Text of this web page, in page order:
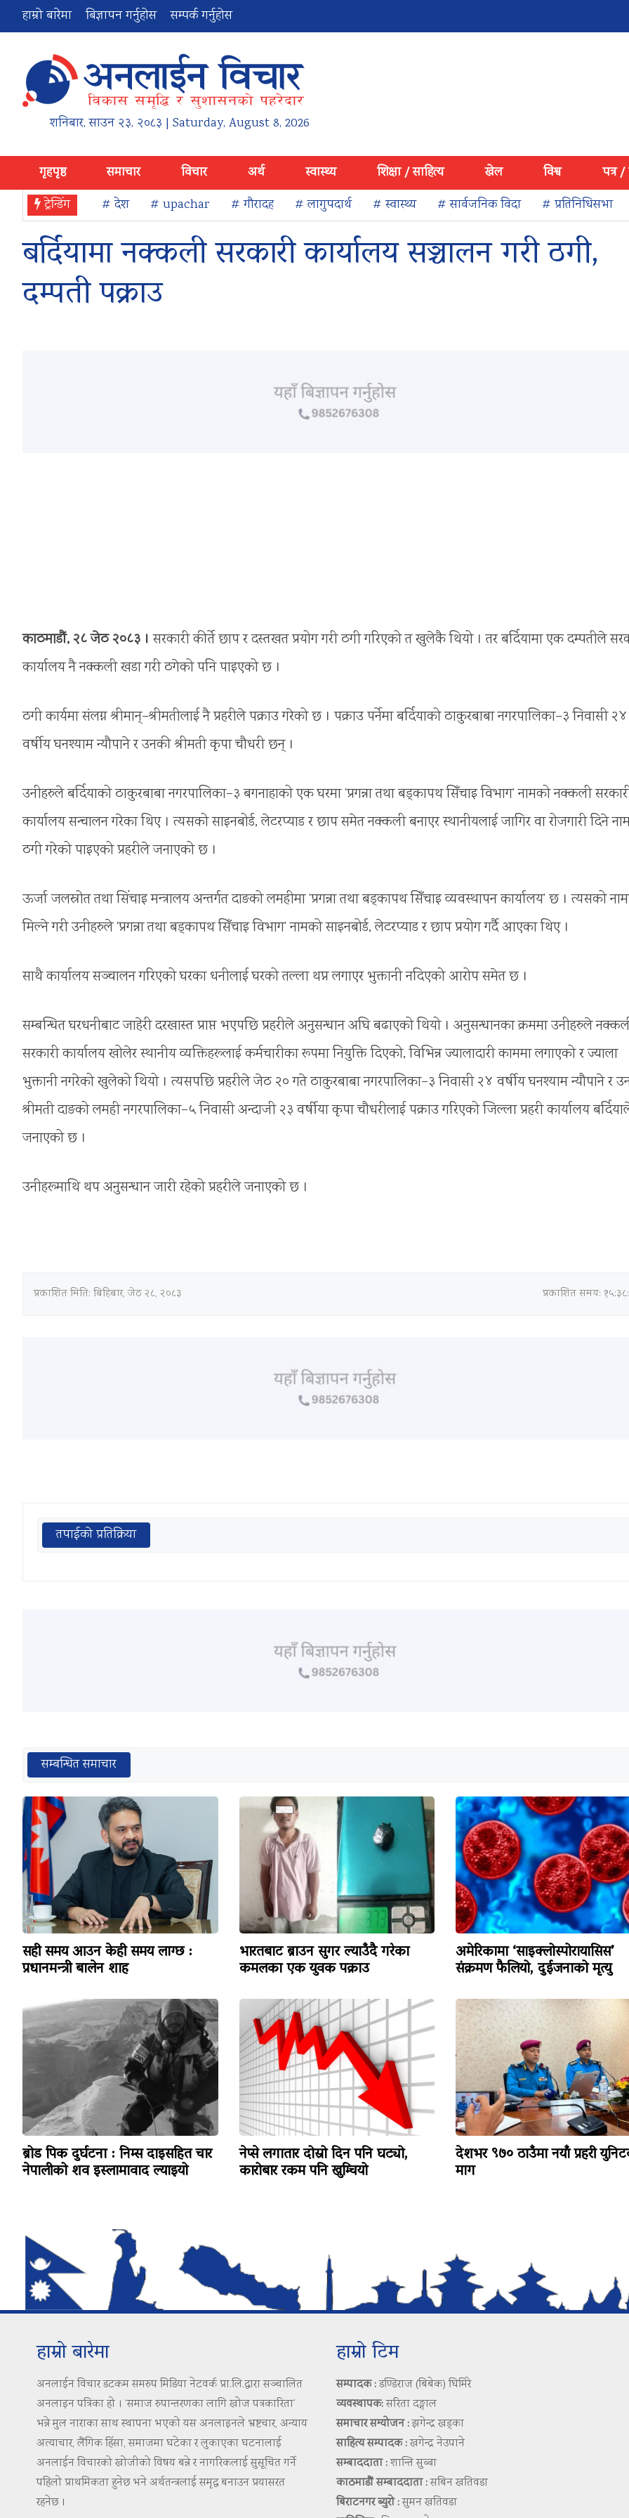
हाम्रो बारेमा बिज्ञापन गर्नुहोस सम्पर्क गर्नुहोस
शनिबार,साउन २३, २०८३ | Saturday, August 8, 2026
गृहपृष्ठ समाचार विचार अर्थ स्वास्थ्य शिक्षा / साहित्य खेल विश्व
पत्र /
ट्रेन्डिंग
# देश # upachar # गौरादह # लागुपदार्थ # स्वास्थ्य # सार्वजनिक विदा # प्रतिनिधिसभा
बर्दियामा नक्कली सरकारी कार्यालय सञ्चालन गरी ठगी,
दम्पती पक्राउ
काठमाडौं, २८ जेठ २०८३ । सरकारी कीर्ते छाप र दस्तखत प्रयोग गरी ठगी गरिएको त खुलेकै थियो । तर बर्दियामा एक दम्पतीले
कार्यालय नै नक्कली खडा गरी ठगेको पनि पाइएको छ ।
ठगी कार्यमा संलग्न श्रीमान्–श्रीमतीलाई नै प्रहरीले पक्राउ गरेको छ । पक्राउ पर्नेमा बर्दियाको ठाकुरबाबा नगरपालिका–३ निवासी २४
वर्षीय घनश्याम न्यौपाने र उनकी श्रीमती कृपा चौधरी छन् ।
उनीहरुले बर्दियाको ठाकुरबाबा नगरपालिका–३ बगनाहाको एक घरमा ‘प्रगन्ना तथा बड्कापथ सिँचाइ विभाग’ नामको नक्कली
कार्यालय सन्चालन गरेका थिए । त्यसको साइनबोर्ड, लेटरप्याड र छाप समेत नक्कली बनाएर स्थानीयलाई जागिर वा रोजगारी दिने
ठगी गरेको पाइएको प्रहरीले जनाएको छ ।
ऊर्जा जलस्रोत तथा सिंचाइ मन्त्रालय अन्तर्गत दाङको लमहीमा ‘प्रगन्ना तथा बड्कापथ सिँचाइ व्यवस्थापन कार्यालय’ छ । त्यसको
मिल्ने गरी उनीहरुले ‘प्रगन्ना तथा बड्कापथ सिँचाइ विभाग’ नामको साइनबोर्ड, लेटरप्याड र छाप प्रयोग गर्दै आएका थिए ।
साथै कार्यालय सञ्चालन गरिएको घरका धनीलाई घरको तल्ला थप्न लगाएर भुक्तानी नदिएको आरोप समेत छ ।
सम्बन्धित घरधनीबाट जाहेरी दरखास्त प्राप्त भएपछि प्रहरीले अनुसन्धान अघि बढाएको थियो । अनुसन्धानका क्रममा उनीहरुले
सरकारी कार्यालय खोलेर स्थानीय व्यक्तिहरूलाई कर्मचारीका रूपमा नियुक्ति दिएको, विभिन्न ज्यालादारी काममा लगाएको र ज्याला
भुक्तानी नगरेको खुलेको थियो । त्यसपछि प्रहरीले जेठ २० गते ठाकुरबाबा नगरपालिका–३ निवासी २४ वर्षीय घनश्याम न्यौपाने र
श्रीमती दाङको लमही नगरपालिका–५ निवासी अन्दाजी २३ वर्षीया कृपा चौधरीलाई पक्राउ गरिएको जिल्ला प्रहरी कार्यालय
जनाएको छ ।
उनीहरूमाथि थप अनुसन्धान जारी रहेको प्रहरीले जनाएको छ ।
प्रकाशित मिति: बिहिबार, जेठ २८, २०८३ प्रकाशित समय:
तपाईको प्रतिक्रिया
सम्बन्धित समाचार
सही समय आउन केही समय लाग्छ :
प्रधानमन्त्री बालेन शाह
भारतबाट ब्राउन सुगर ल्याउँदै गरेका
कमलका एक युवक पक्राउ
अमेरिकामा ‘साइक्लोस्पोरायासिस’
संक्रमण फैलियो, दुईजनाको मृत्यु
ब्रोड पिक दुर्घटना : निम्स दाइसहित चार
नेपालीको शव इस्लामावाद ल्याइयो
नेप्से लगातार दोस्रो दिन पनि घट्यो,
कारोबार रकम पनि खुम्चियो
देशभर ९७० ठाउँमा नयाँ प्रहरी
माग
हाम्रो बारेमा
अनलाईन विचार डटकम समरुप मिडिया नेटवर्क प्रा.लि.द्वारा सञ्चालित
अनलाइन पत्रिका हो । ‘समाज रुपान्तरणका लागि खोज पत्रकारिता’
भन्ने मुल नाराका साथ स्थापना भएको यस अनलाइनले भ्रष्टचार, अन्याय
अत्याचार, लैंगिक हिंसा, समाजमा घटेका र लुकाएका घटनालाई
अनलाईन विचारको खोजीको विषय बन्ने र नागरिकलाई सुसूचित गर्ने
पहिलो प्राथमिकता हुनेछ भने अर्थतन्त्रलाई समृद्ध बनाउन प्रयासरत
रहनेछ ।
हाम्रो टिम
सम्पादक :डण्डिराज (बिबेक) घिमिरे
व्यवस्थापक:सरिता दङ्गाल
समाचार सम्योजन :झगेन्द्र खड्का
साहित्य सम्पादक :खगेन्द्र नेउपाने
सम्बाददाता :शान्ति सुब्बा
काठमाडौं सम्बाददाता :सबिन खतिवडा
बिराटनगर ब्युरो :सुमन खतिवडा